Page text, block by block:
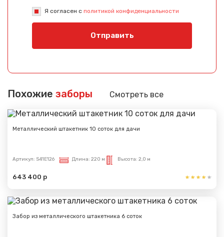
Я согласен с политикой конфиденциальности
Отправить
Похожие заборы Смотреть все
Металлический штакетник 10 соток для дачи
Артикул: S41E126 Длина: 220 м Высота: 2,0 м
643 400 р
Забор из металлического штакетника 6 соток